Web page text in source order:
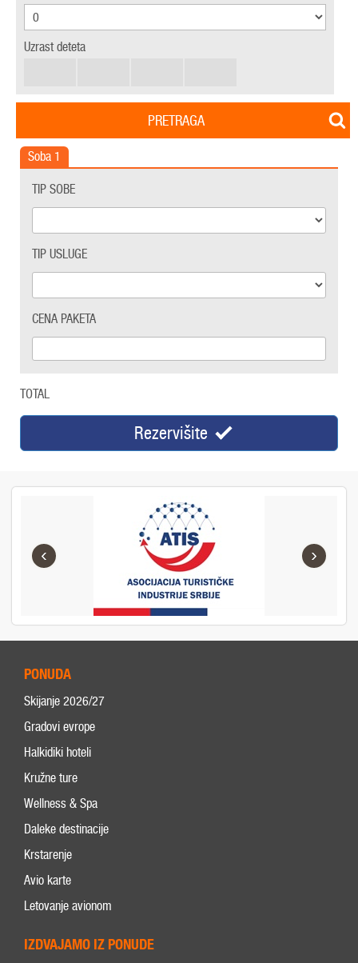
Uzrast deteta
PRETRAGA
Soba 1
TIP SOBE
TIP USLUGE
CENA PAKETA
TOTAL
Rezervišite
‹ ›
PONUDA
Skijanje 2026/27
Gradovi evrope
Halkidiki hoteli
Kružne ture
Wellness & Spa
Daleke destinacije
Krstarenje
Avio karte
Letovanje avionom
IZDVAJAMO IZ PONUDE